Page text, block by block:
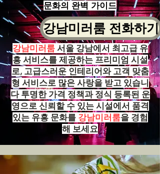
문화의 완벽 가이드
강남미러룸 전화하기
강남미러룸서울 강남에서 최고급 유
흥 서비스를 제공하는 프리미엄 시설
로, 고급스러운 인테리어와 고객 맞춤
형 서비스로 많은 사랑을 받고 있습니
다 투명한 가격 정책과 정식 등록된 운
영으로 신뢰할 수 있는 시설에서 품격
있는 유흥 문화를 강남미러룸을 경험
해 보세요